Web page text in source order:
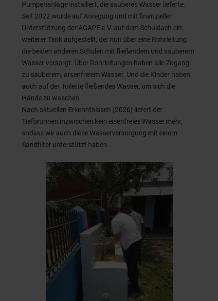
Pumpenanlage installiert, die sauberes Wasser lieferte.
Seit 2022 wurde auf Anregung und mit finanzieller
Unterstützung der AGAPE e.V. auf dem Schuldach ein
weiterer Tank aufgestellt, der nun über eine Rohrleitung
die beiden anderen Schulen mit fließendem und sauberem
Wasser versorgt. Über Rohrleitungen haben alle Zugang
zu sauberem, arsenfreiem Wasser. Und die Kinder haben
auch auf der Toilette fließendes Wasser, um sich die
Hände zu waschen.
Nach aktuellen Erkenntnissen (2026) liefert der
Tiefbrunnen inzwischen kein eisenfreies Wasser mehr,
sodass wir auch diese Wasserversorgung mit einem
Sandfilter unterstützt haben.